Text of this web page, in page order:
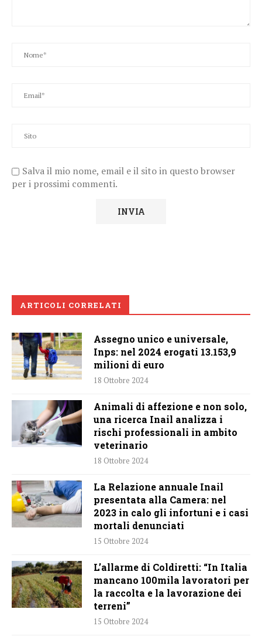
Salva il mio nome, email e il sito in questo browser
per i prossimi commenti.
ARTICOLI CORRELATI
Assegno unico e universale,
Inps: nel 2024 erogati 13.153,9
milioni di euro
18 Ottobre 2024
Animali di affezione e non solo,
una ricerca Inail analizza i
rischi professionali in ambito
veterinario
18 Ottobre 2024
La Relazione annuale Inail
presentata alla Camera: nel
2023 in calo gli infortuni e i casi
mortali denunciati
15 Ottobre 2024
L’allarme di Coldiretti: “In Italia
mancano 100mila lavoratori per
la raccolta e la lavorazione dei
terreni”
15 Ottobre 2024